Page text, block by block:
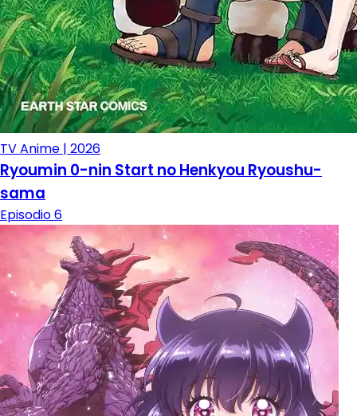
TV Anime | 2026
Ryoumin 0-nin Start no Henkyou Ryoushu-
sama
Episodio 6